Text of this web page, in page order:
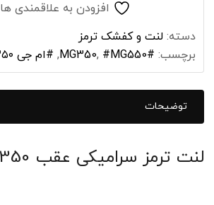
افزودن به علاقمندی ها
دسته: لنت و کفشک ترمز
برچسب: #MG350
, #MG550
, #ام جی ۳۵۰
توضیحات
لنت ترمز سرامیکی عقب MG350